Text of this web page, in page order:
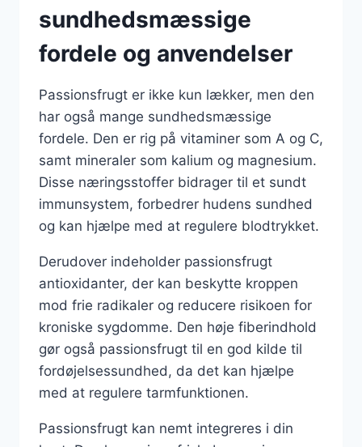
sundhedsmæssige
fordele og anvendelser
Passionsfrugt er ikke kun lækker, men den
har også mange sundhedsmæssige
fordele. Den er rig på vitaminer som A og C,
samt mineraler som kalium og magnesium.
Disse næringsstoffer bidrager til et sundt
immunsystem, forbedrer hudens sundhed
og kan hjælpe med at regulere blodtrykket.
Derudover indeholder passionsfrugt
antioxidanter, der kan beskytte kroppen
mod frie radikaler og reducere risikoen for
kroniske sygdomme. Den høje fiberindhold
gør også passionsfrugt til en god kilde til
fordøjelsessundhed, da det kan hjælpe
med at regulere tarmfunktionen.
Passionsfrugt kan nemt integreres i din